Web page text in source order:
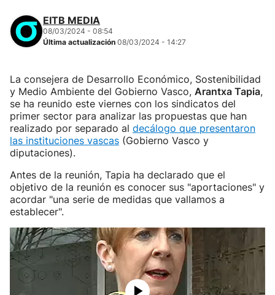
EITB MEDIA
08/03/2024 - 08:54
Última actualización 08/03/2024 - 14:27
La consejera de Desarrollo Económico, Sostenibilidad
y Medio Ambiente del Gobierno Vasco, Arantxa Tapia,
se ha reunido este viernes con los sindicatos del
primer sector para analizar las propuestas que han
realizado por separado al decálogo que presentaron
las instituciones vascas (Gobierno Vasco y
diputaciones).
Antes de la reunión, Tapia ha declarado que el
objetivo de la reunión es conocer sus "aportaciones" y
acordar "una serie de medidas que vallamos a
establecer".